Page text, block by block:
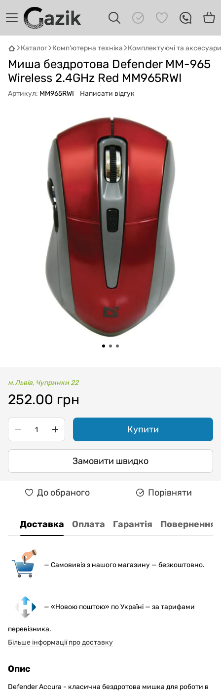
Каталог Комп'ютерна техніка Комплектуючі та аксесуари
Миша бездротова Defender MM-965
Wireless 2.4GHz Red MM965RWI
Артикул: MM965RWI Написати відгук
м.Львів, Чупринки 22
252.00 грн
Купити
Замовити швидко
До обраного Порівняти
Доставка Оплата Гарантія Повернення
— Самовивіз з нашого магазину — безкоштовно.
— «Новою поштою» по Україні — за тарифами
перевізника.
Більше інформації про доставку
Опис
Defender Accura - класична бездротова мишка для роботи в
Онлайн · пошук техніки
Привіт! 👋 Я Gazik AI — допоможу